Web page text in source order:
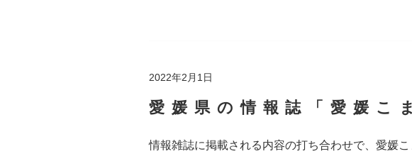
2022年2月1日
愛媛県の情報誌「愛媛こ
情報雑誌に掲載される内容の打ち合わせで、愛媛